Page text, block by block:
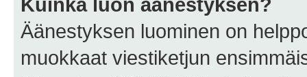
Äänestyksen luominen on
muokkaat viestiketjun